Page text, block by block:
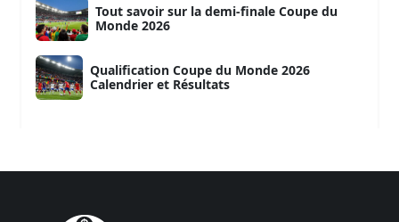
Tout savoir sur la demi-finale Coupe du
Monde 2026
Qualification Coupe du Monde 2026
Calendrier et Résultats